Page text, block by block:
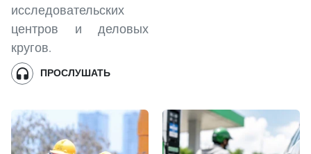
исследовательских
центров и деловых
кругов.
ПРОСЛУШАТЬ